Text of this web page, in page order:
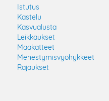
Istutus
Kastelu
Kasvualusta
Leikkaukset
Maakatteet
Menestymisvyöhykkeet
Rajaukset